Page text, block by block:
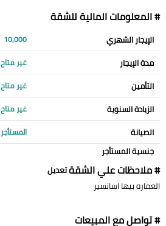
# المعلومات المالية للشقة
الإيجار الشهري 10,000
مدة الإيجار غير متاح
التأمين غير متاح
الزيادة السنوية غير متاح
الصيانة المستأجر
جنسية المستأجر
# ملاحظات علي الشقةتعديل
العماره بيها اسانسير
# تواصل مع المبيعات